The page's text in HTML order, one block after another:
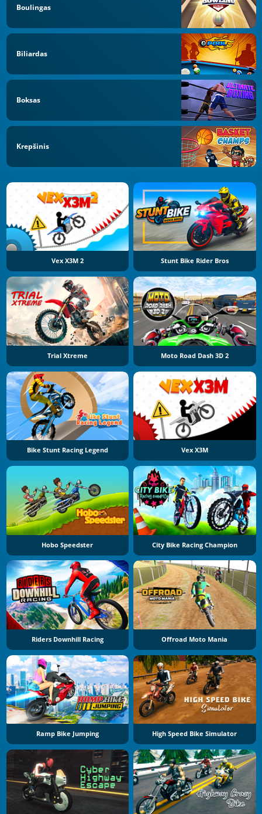
Boulingas
Biliardas
Boksas
Krepšinis
Vex X3M 2 Stunt Bike Rider Bros
Trial Xtreme Moto Road Dash 3D 2
Bike Stunt Racing Legend Vex X3M
Hobo Speedster City Bike Racing Champion
Riders Downhill Racing Offroad Moto Mania
Ramp Bike Jumping High Speed Bike Simulator